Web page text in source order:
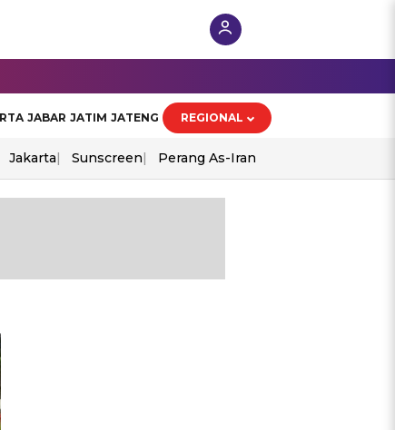
JABAR JATIM JATENG REGIONAL
Jakarta Sunscreen Perang As-Iran